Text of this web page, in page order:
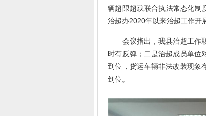
辆超限超载联合执法常态化制
治超办2020年以来治超工作开
会议指出，我县治超工作取
时有反弹；二是治超成员单位
到位，货运车辆非法改装现象
到位。